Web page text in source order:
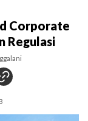
Corporate
Regulasi